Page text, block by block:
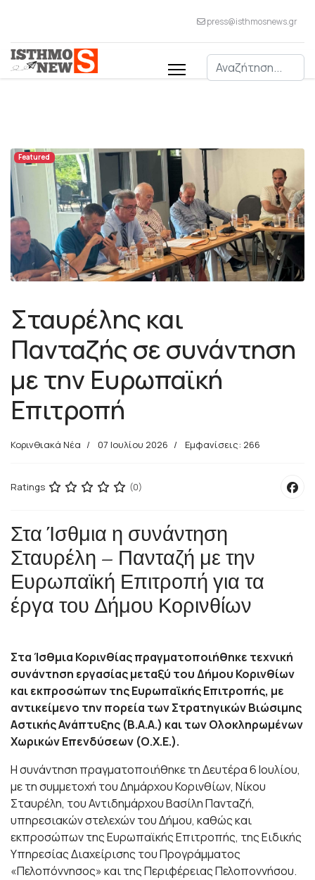
press@isthmosnews.gr
Αναζήτηση
Featured
Σταυρέλης και
Πανταζής σε συνάντηση
με την Ευρωπαϊκή
Επιτροπή
Κορινθιακά Νέα 07 Ιουλίου 2026 Εμφανίσεις: 266
Ratings (0)
Στα Ίσθμια η συνάντηση
Σταυρέλη – Πανταζή με την
Ευρωπαϊκή Επιτροπή για τα
έργα του Δήμου Κορινθίων
Στα Ίσθμια Κορινθίας πραγματοποιήθηκε τεχνική
συνάντηση εργασίας μεταξύ του Δήμου Κορινθίων
και εκπροσώπων της Ευρωπαϊκής Επιτροπής, με
αντικείμενο την πορεία των Στρατηγικών Βιώσιμης
Αστικής Ανάπτυξης (Β.Α.Α.) και των Ολοκληρωμένων
Χωρικών Επενδύσεων (Ο.Χ.Ε.).
Η συνάντηση πραγματοποιήθηκε τη Δευτέρα 6 Ιουλίου,
με τη συμμετοχή του Δημάρχου Κορινθίων, Νίκου
Σταυρέλη, του Αντιδημάρχου Βασίλη Πανταζή,
υπηρεσιακών στελεχών του Δήμου, καθώς και
εκπροσώπων της Ευρωπαϊκής Επιτροπής, της Ειδικής
Υπηρεσίας Διαχείρισης του Προγράμματος
«Πελοπόννησος» και της Περιφέρειας Πελοποννήσου.